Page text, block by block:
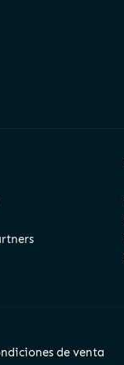
de venta